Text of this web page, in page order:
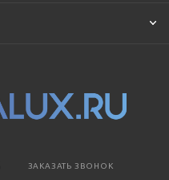
ЗАКАЗАТЬ ЗВОНОК